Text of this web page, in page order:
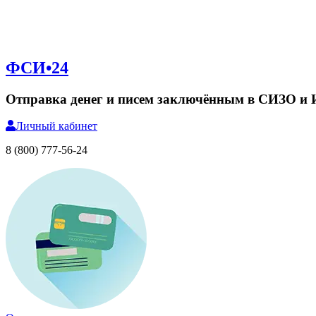
ФСИ•24
Отправка денег и писем заключённым в СИЗО и
Личный кабинет
8 (800) 777-56-24